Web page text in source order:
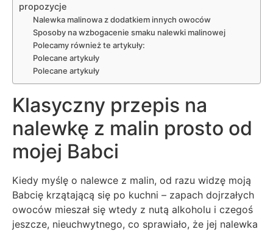
propozycje
Nalewka malinowa z dodatkiem innych owoców
Sposoby na wzbogacenie smaku nalewki malinowej
Polecamy również te artykuły:
Polecane artykuły
Polecane artykuły
Klasyczny przepis na
nalewkę z malin prosto od
mojej Babci
Kiedy myślę o nalewce z malin, od razu widzę moją
Babcię krzątającą się po kuchni – zapach dojrzałych
owoców mieszał się wtedy z nutą alkoholu i czegoś
jeszcze, nieuchwytnego, co sprawiało, że jej nalewka